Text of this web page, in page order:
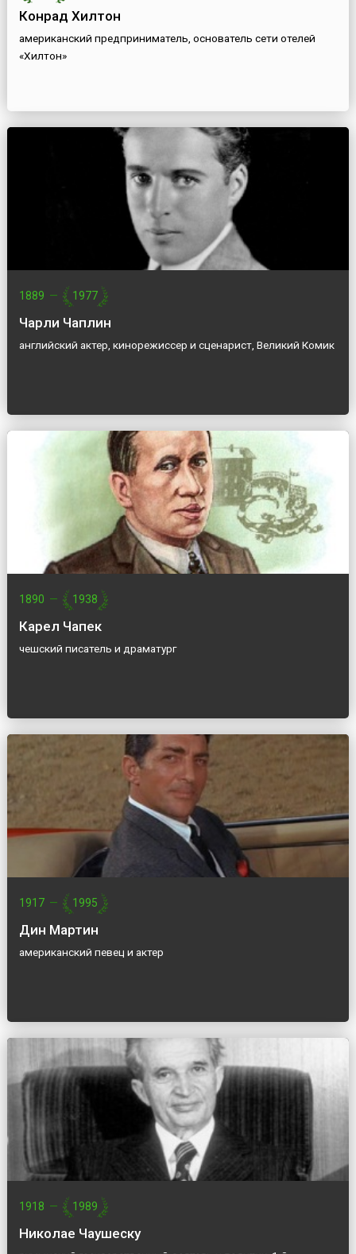
Конрад Хилтон
американский предприниматель, основатель сети отелей
«Хилтон»
1889 — 1977
Чарли Чаплин
английский актер, кинорежиссер и сценарист, Великий Комик
1890 — 1938
Карел Чапек
чешский писатель и драматург
1917 — 1995
Дин Мартин
американский певец и актер
1918 — 1989
Николае Чаушеску